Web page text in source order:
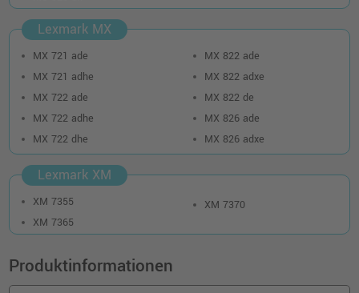
178,99 €
inkl. MwSt.zzgl. Versand
Kompatibler Toner ersetzt Lexmark
zzgl. Versand
Lexmark 58D2H00 Toner · Schwarz
Lexmark MX
MX 721 ade
MX 721 adhe
MX 722 ade
MX 722 adhe
MX 722 dhe
MX 822 ade
MX 822 adxe
MX 822 de
MX 826 ade
MX 826 adxe
Lexmark XM
XM 7355
XM 7365
XM 7370
Produktinformationen